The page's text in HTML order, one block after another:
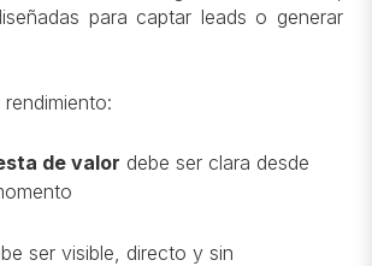
para captar leads o generar
de valor debe ser clara desde
ser visible, directo y sin